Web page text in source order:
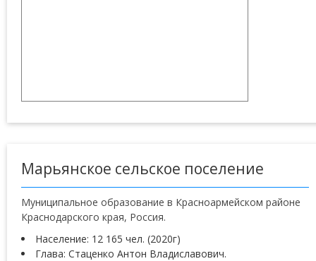
Марьянское сельское поселение
Муниципальное образование в Красноармейском районе
Краснодарского края, Россия.
Население: 12 165 чел. (2020г)
Глава: Стаценко Антон Владиславович.